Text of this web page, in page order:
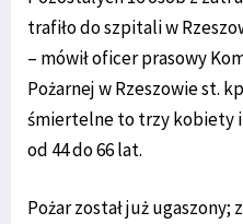
trafiło do szpitali w
– mówił oficer prasowy
Pożarnej w Rzeszowie st.
śmiertelne to trzy kobiety
od 44 do 66 lat.
Pożar został już